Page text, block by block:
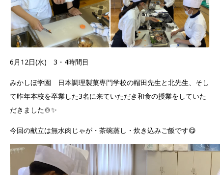
6月12日(水) 3・4時間目
みかしほ学園 日本調理製菓専門学校の帽田先生と北先生、そし
て昨年本校を卒業した3名に来ていただき和食の授業をしていた
だきました🍲✨
今回の献立は無水肉じゃが・茶碗蒸し・炊き込みご飯です😋